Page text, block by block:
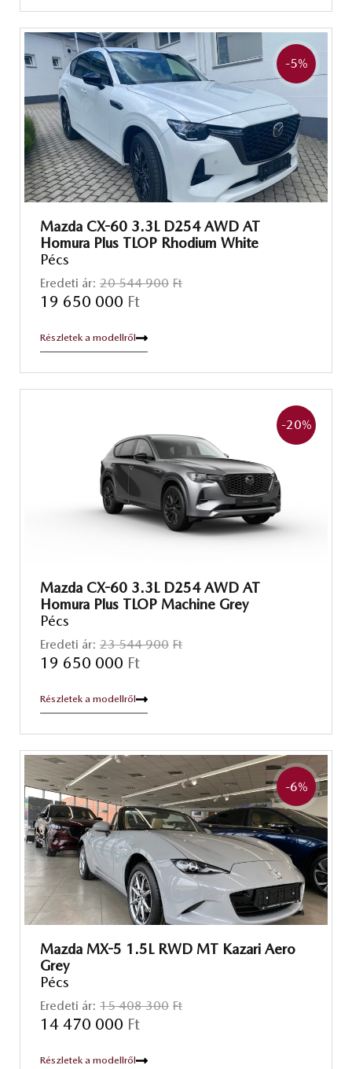
-5%
Mazda CX-60 3.3L D254 AWD AT
Homura Plus TLOP Rhodium White
Pécs
Eredeti ár: 20 544 900 Ft
19 650 000 Ft
Részletek a modellről
-20%
Mazda CX-60 3.3L D254 AWD AT
Homura Plus TLOP Machine Grey
Pécs
Eredeti ár: 23 544 900 Ft
19 650 000 Ft
Részletek a modellről
-6%
Mazda MX-5 1.5L RWD MT Kazari Aero
Grey
Pécs
Eredeti ár: 15 408 300 Ft
14 470 000 Ft
Részletek a modellről